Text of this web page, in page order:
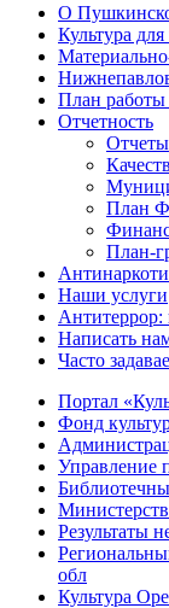
О
Культура
План работы
Отчетность
Отчеты
План
План-
Наши услуги
Антитеррор:
Написать
Часто
Портал
Фонд
Управление
Результаты
обл
Культура